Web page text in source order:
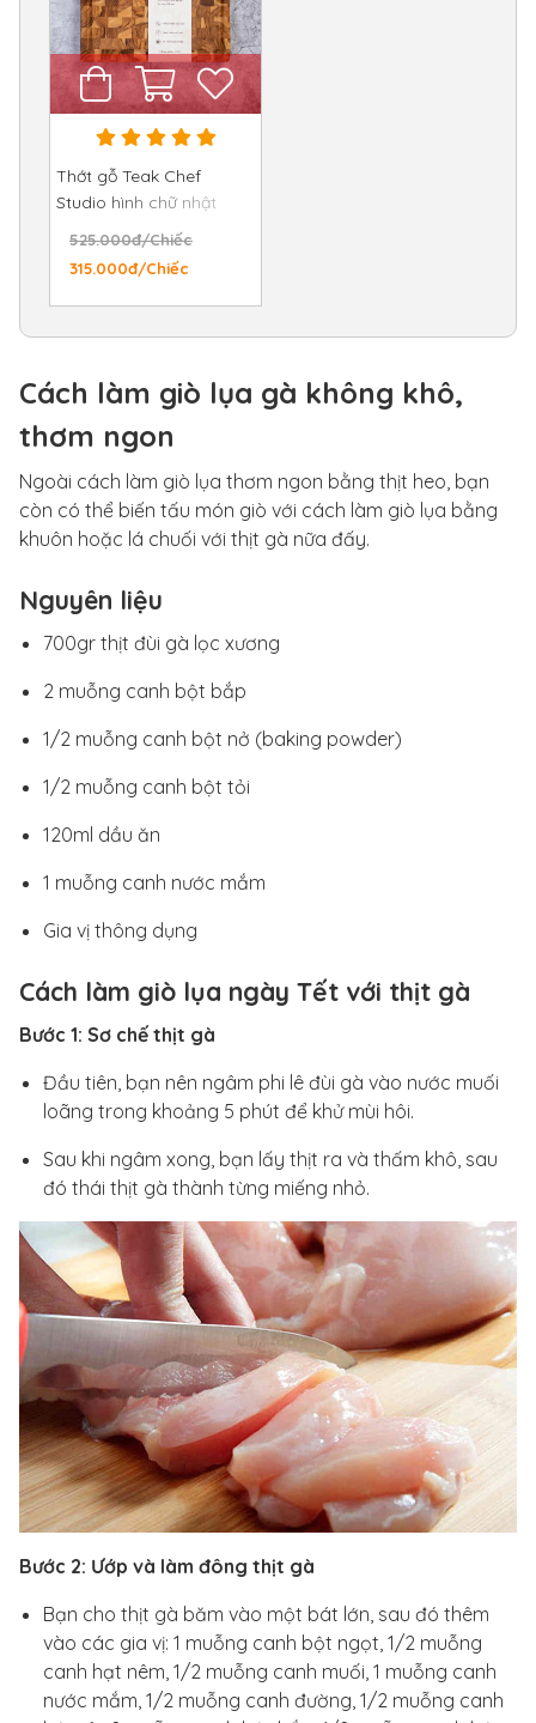
Thớt gỗ Teak Chef
Studio hình chữ nhật
25x35x2,5 cm
525.000đ/Chiếc
315.000đ/Chiếc
Cách làm giò lụa gà không khô,
thơm ngon
Ngoài cách làm giò lụa thơm ngon bằng thịt heo, bạn
còn có thể biến tấu món giò với cách làm giò lụa bằng
khuôn hoặc lá chuối với thịt gà nữa đấy.
Nguyên liệu
700gr thịt đùi gà lọc xương
2 muỗng canh bột bắp
1/2 muỗng canh bột nở (baking powder)
1/2 muỗng canh bột tỏi
120ml dầu ăn
1 muỗng canh nước mắm
Gia vị thông dụng
Cách làm giò lụa ngày Tết với thịt gà
Bước 1: Sơ chế thịt gà
Đầu tiên, bạn nên ngâm phi lê đùi gà vào nước muối
loãng trong khoảng 5 phút để khử mùi hôi.
Sau khi ngâm xong, bạn lấy thịt ra và thấm khô, sau
đó thái thịt gà thành từng miếng nhỏ.
Bước 2: Ướp và làm đông thịt gà
Bạn cho thịt gà băm vào một bát lớn, sau đó thêm
vào các gia vị: 1 muỗng canh bột ngọt, 1/2 muỗng
canh hạt nêm, 1/2 muỗng canh muối, 1 muỗng canh
nước mắm, 1/2 muỗng canh đường, 1/2 muỗng canh